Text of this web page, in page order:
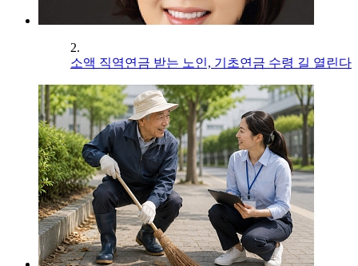
2.
소액 직역연금 받는 노인, 기초연금 수령 길 열린다